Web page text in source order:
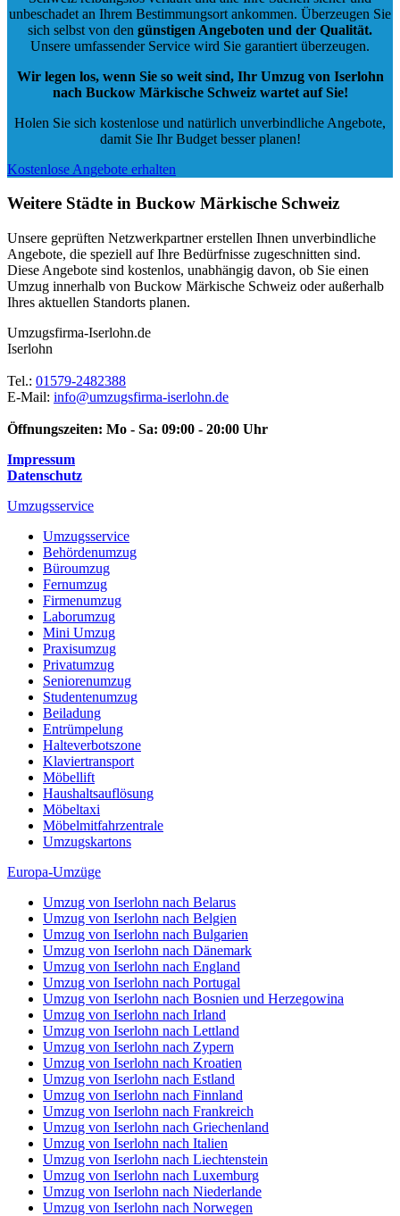
unbeschadet an Ihrem Bestimmungsort ankommen. Überzeugen Sie
sich selbst von den günstigen Angeboten und der Qualität.
Unsere umfassender Service wird Sie garantiert überzeugen.
Wir legen los, wenn Sie so weit sind, Ihr Umzug von Iserlohn
nach Buckow Märkische Schweiz wartet auf Sie!
Holen Sie sich kostenlose und natürlich unverbindliche Angebote,
damit Sie Ihr Budget besser planen!
Kostenlose Angebote erhalten
Weitere Städte in Buckow Märkische Schweiz
Unsere geprüften Netzwerkpartner erstellen Ihnen unverbindliche
Angebote, die speziell auf Ihre Bedürfnisse zugeschnitten sind.
Diese Angebote sind kostenlos, unabhängig davon, ob Sie einen
Umzug innerhalb von Buckow Märkische Schweiz oder außerhalb
Ihres aktuellen Standorts planen.
Umzugsfirma-Iserlohn.de
Iserlohn
Tel.: 01579-2482388
E-Mail: info@umzugsfirma-iserlohn.de
Öffnungszeiten: Mo - Sa: 09:00 - 20:00 Uhr
Impressum
Datenschutz
Umzugsservice
Umzugsservice
Behördenumzug
Büroumzug
Fernumzug
Firmenumzug
Laborumzug
Mini Umzug
Praxisumzug
Privatumzug
Seniorenumzug
Studentenumzug
Beiladung
Entrümpelung
Halteverbotszone
Klaviertransport
Möbellift
Haushaltsauflösung
Möbeltaxi
Möbelmitfahrzentrale
Umzugskartons
Europa-Umzüge
Umzug von Iserlohn nach Belarus
Umzug von Iserlohn nach Belgien
Umzug von Iserlohn nach Bulgarien
Umzug von Iserlohn nach Dänemark
Umzug von Iserlohn nach England
Umzug von Iserlohn nach Portugal
Umzug von Iserlohn nach Bosnien und Herzegowina
Umzug von Iserlohn nach Irland
Umzug von Iserlohn nach Lettland
Umzug von Iserlohn nach Zypern
Umzug von Iserlohn nach Kroatien
Umzug von Iserlohn nach Estland
Umzug von Iserlohn nach Finnland
Umzug von Iserlohn nach Frankreich
Umzug von Iserlohn nach Griechenland
Umzug von Iserlohn nach Italien
Umzug von Iserlohn nach Liechtenstein
Umzug von Iserlohn nach Luxemburg
Umzug von Iserlohn nach Niederlande
Umzug von Iserlohn nach Norwegen